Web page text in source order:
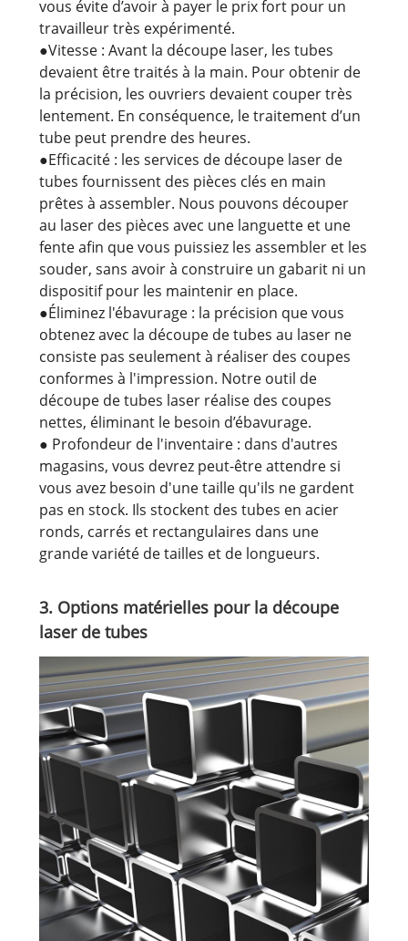
vous évite d’avoir à payer le prix fort pour un
travailleur très expérimenté.
●Vitesse : Avant la découpe laser, les tubes
devaient être traités à la main. Pour obtenir de
la précision, les ouvriers devaient couper très
lentement. En conséquence, le traitement d’un
tube peut prendre des heures.
●Efficacité : les services de découpe laser de
tubes fournissent des pièces clés en main
prêtes à assembler. Nous pouvons découper
au laser des pièces avec une languette et une
fente afin que vous puissiez les assembler et les
souder, sans avoir à construire un gabarit ni un
dispositif pour les maintenir en place.
●Éliminez l'ébavurage : la précision que vous
obtenez avec la découpe de tubes au laser ne
consiste pas seulement à réaliser des coupes
conformes à l'impression. Notre outil de
découpe de tubes laser réalise des coupes
nettes, éliminant le besoin d’ébavurage.
● Profondeur de l'inventaire : dans d'autres
magasins, vous devrez peut-être attendre si
vous avez besoin d'une taille qu'ils ne gardent
pas en stock. Ils stockent des tubes en acier
ronds, carrés et rectangulaires dans une
grande variété de tailles et de longueurs.
3. Options matérielles pour la découpe
laser de tubes